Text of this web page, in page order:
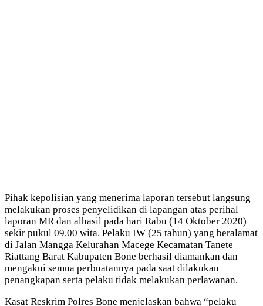
Pihak kepolisian yang menerima laporan tersebut langsung
melakukan proses penyelidikan di lapangan atas perihal
laporan MR dan alhasil pada hari Rabu (14 Oktober 2020)
sekir pukul 09.00 wita. Pelaku IW (25 tahun) yang beralamat
di Jalan Mangga Kelurahan Macege Kecamatan Tanete
Riattang Barat Kabupaten Bone berhasil diamankan dan
mengakui semua perbuatannya pada saat dilakukan
penangkapan serta pelaku tidak melakukan perlawanan.
Kasat Reskrim Polres Bone menjelaskan bahwa “pelaku